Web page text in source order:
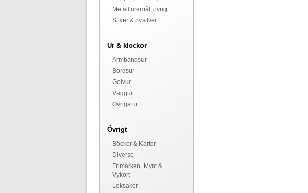
Metallföremål, övrigt
Silver & nysilver
Ur & klockor
Armbandsur
Bordsur
Golvur
Väggur
Övriga ur
Övrigt
Böcker & Kartor
Diverse
Frimärken, Mynt &
Vykort
Leksaker